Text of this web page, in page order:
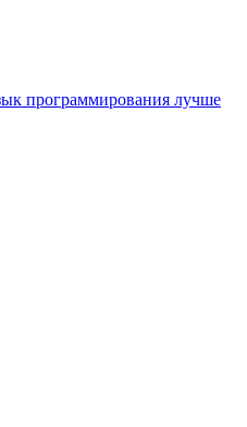
программирования лучше